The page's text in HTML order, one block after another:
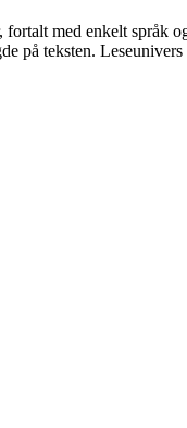
med enkelt språk
på teksten.